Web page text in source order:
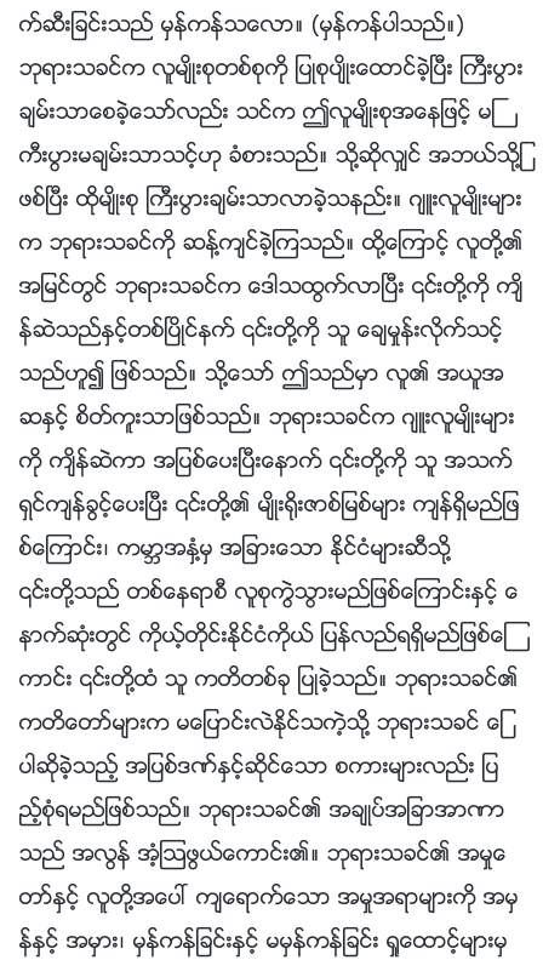
က္ဆီးျခင္းသည္ မွန္ကန္သေလာ။ (မွန္ကန္ပါသည္။)
ဘုရားသခင္က လူမ်ိဳးစုတစ္စုကို ျပဳစုပ်ိဳးေထာင္ခဲ့ၿပီး ႀကီးပြား
ခ်မ္းသာေစခဲ့ေသာ္လည္း သင္က ဤလူမ်ိဳးစုအေနျဖင့္ မႀ
ကီးပြားမခ်မ္းသာသင့္ဟု ခံစားသည္။ သို႔ဆိုလွ်င္ အဘယ္သို႔ျ
ဖစ္ၿပီး ထိုမ်ိဳးစု ႀကီးပြားခ်မ္းသာလာခဲ့သနည္း။ ဂ်ဴးလူမ်ိဳးမ်ား
က ဘုရားသခင္ကို ဆန႔္က်င္ခဲ့ၾကသည္။ ထို႔ေၾကာင့္ လူတို႔၏
အျမင္တြင္ ဘုရားသခင္က ေဒါသထြက္လာၿပီး ၎တို႔ကို က်ိ
န္ဆဲသည္ႏွင့္တစ္ၿပိဳင္နက္ ၎တို႔ကို သူ ေခ်မႈန္းလိုက္သင့္
သည္ဟူ၍ ျဖစ္သည္။ သို႔ေသာ္ ဤသည္မွာ လူ၏ အယူအ
ဆႏွင့္ စိတ္ကူးသာျဖစ္သည္။ ဘုရားသခင္က ဂ်ဴးလူမ်ိဳးမ်ား
ကို က်ိန္ဆဲကာ အျပစ္ေပးၿပီးေနာက္ ၎တို႔ကို သူ အသက္
ရွင္က်န္ခြင့္ေပးၿပီး ၎တို႔၏ မ်ိဳး႐ိုးဇာစ္ျမစ္မ်ား က်န္ရွိမည္ျဖ
စ္ေၾကာင္း၊ ကမာၻအႏွံ႔မွ အျခားေသာ ႏိုင္ငံမ်ားဆီသို႔
၎တို႔သည္ တစ္ေနရာစီ လူစုကြဲသြားမည္ျဖစ္ေၾကာင္းႏွင့္ ေ
နာက္ဆုံးတြင္ ကိုယ့္တိုင္းႏိုင္ငံကိုယ္ ျပန္လည္ရရွိမည္ျဖစ္ေၾ
ကာင္း ၎တို႔ထံ သူ ကတိတစ္ခု ျပဳခဲ့သည္။ ဘုရားသခင္၏
ကတိေတာ္မ်ားက မေျပာင္းလဲႏိုင္သကဲ့သို႔ ဘုရားသခင္ ေျ
ပာဆိုခဲ့သည့္ အျပစ္ဒဏ္ႏွင့္ဆိုင္ေသာ စကားမ်ားလည္း ျပ
ည့္စုံရမည္ျဖစ္သည္။ ဘုရားသခင္၏ အခ်ဳပ္အျခာအာဏာ
သည္ အလြန္ အံ့ဩဖြယ္ေကာင္း၏။ ဘုရားသခင္၏ အမႈေ
တာ္ႏွင့္ လူတို႔အေပၚ က်ေရာက္ေသာ အမႈအရာမ်ားကို အမွ
န္ႏွင့္ အမွား၊ မွန္ကန္ျခင္းႏွင့္ မမွန္ကန္ျခင္း ရႈေထာင့္မ်ားမွ